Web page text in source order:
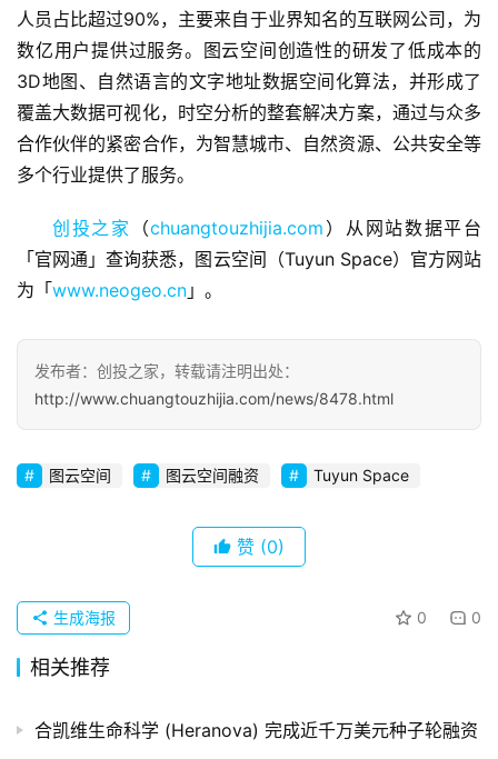
首
页
融
资
商
观
察
企
发
购
登录
人员占比超过90%，主要来自于业界知名的互联网公司，为
数亿用户提供过服务。图云空间创造性的研发了低成本的
3D地图、自然语言的文字地址数据空间化算法，并形成了
覆盖大数据可视化，时空分析的整套解决方案，通过与众多
合作伙伴的紧密合作，为智慧城市、自然资源、公共安全等
多个行业提供了服务。
创投之家 （chuangtouzhijia.com ）从网站数据平台
「官网通」查询获悉，图云空间（Tuyun Space）官方网站
为「www.neogeo.cn 」。
发布者：创投之家，转载请注明出处：
http://www.chuangtouzhijia.com/news/8478.html
图云空间 图云空间融资 Tuyun Space
赞 (0)
0 0
生成海报
相关推荐
合凯维生命科学 (Heranova) 完成近千万美元种子轮融资